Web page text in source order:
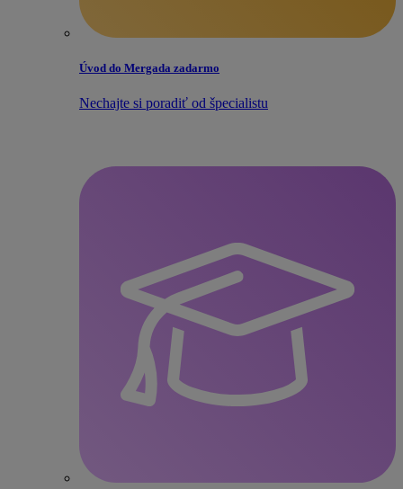
Úvod do Mergada zadarmo
Nechajte si poradiť od špecialistu